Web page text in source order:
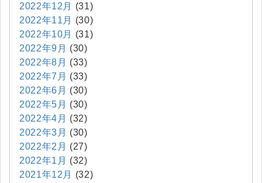
2022年12月
(31)
2022年11月
(30)
2022年10月
(31)
2022年9月 (30)
2022年8月 (33)
2022年7月 (33)
2022年6月 (30)
2022年5月 (30)
2022年4月 (32)
2022年3月 (30)
2022年2月 (27)
2022年1月 (32)
2021年12月
(32)